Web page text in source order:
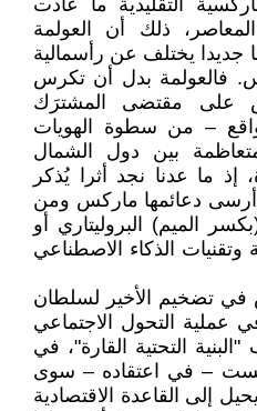
التقليدية ما عادت
ذلك أن العولمة
جديدا يختلف عن رأسمالية
ماركس. فالعولمة بدل أن تكرس
على مقتضى المشترَك
– من سطوة الهويات
بين دول الشمال
إذ ما عدنا نجد أثرا يُذكر
أرسى دعائمها ماركس ومن
الميم) البروليتاري أو
وتقنيات الذكاء الاصطناعي
في تضخيم الأخير لسلطان
عملية التحول الاجتماعي
التحتية القارة"، في
ليست – في اعتقاده – سوى
إلى القاعدة الاقتصادية